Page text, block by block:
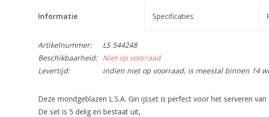
Informatie Specificaties
Artikelnummer:
LS 544248
Beschikbaarheid:
Niet op voorraad
Levertijd:
indien niet op voorraad, is meestal binnen 14
Deze mondgeblazen L.S.A. Gin ijsset is perfect voor het serveren
De set is 5 delig en bestaat uit,